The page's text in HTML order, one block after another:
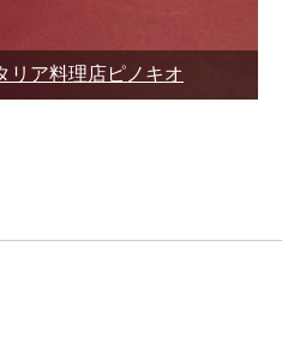
リア料理店ピノキオ